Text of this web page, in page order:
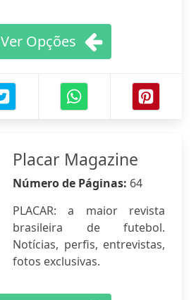
Ver Opções
Placar Magazine
Número de Páginas: 64
PLACAR: a maior revista
brasileira de futebol.
Notícias, perfis, entrevistas,
fotos exclusivas.